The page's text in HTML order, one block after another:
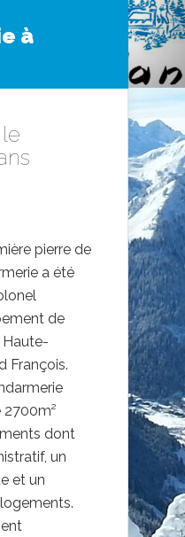
à
pierre de
a été
de
Haute-
François.
2700m²
dont
un
et un